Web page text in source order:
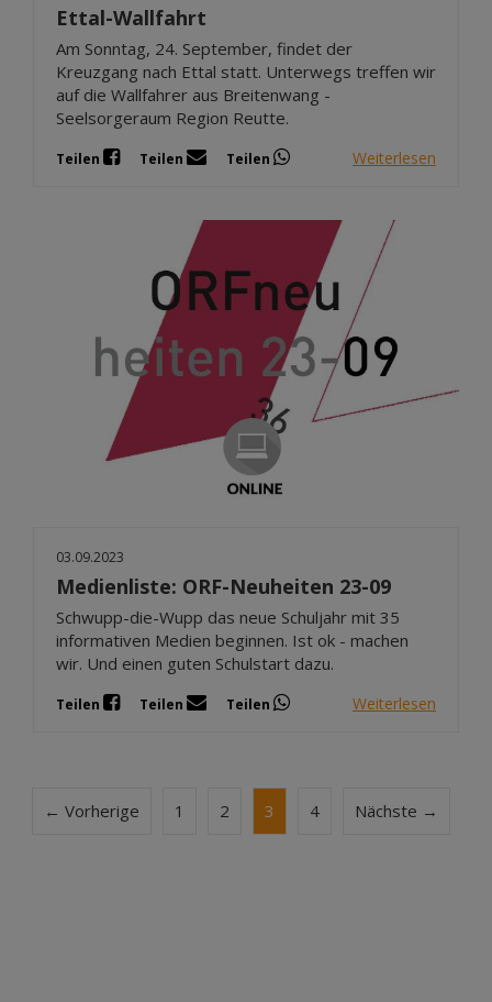
Ettal-Wallfahrt
Am Sonntag, 24. September, findet der
Kreuzgang nach Ettal statt. Unterwegs treffen wir
auf die Wallfahrer aus Breitenwang -
Seelsorgeraum Region Reutte.
Teilen Teilen Teilen Weiterlesen
03.09.2023
Medienliste: ORF-Neuheiten 23-09
Schwupp-die-Wupp das neue Schuljahr mit 35
informativen Medien beginnen. Ist ok - machen
wir. Und einen guten Schulstart dazu.
Teilen Teilen Teilen Weiterlesen
← Vorherige 1 2 3 4 Nächste →